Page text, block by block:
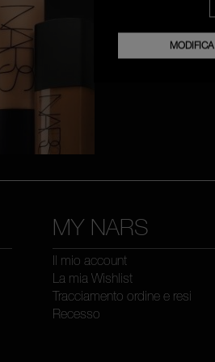
MY NARS
Il mio account
La mia Wishlist
Tracciamento ordine e resi
Recesso
MODIFICA